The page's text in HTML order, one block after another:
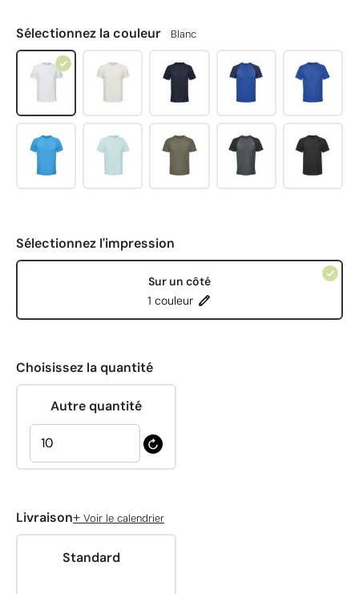
Sélectionnez la couleur Blanc
Sélectionnez l'impression
Sur un côté
1 couleur
Choisissez la quantité
Autre quantité
Livraison+ Voir le calendrier
Standard